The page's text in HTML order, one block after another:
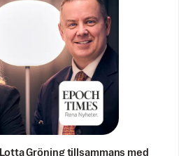
Gröning tillsammans med